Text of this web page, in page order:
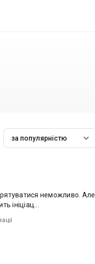
за популярністю
неможливо. Але
ініціац...